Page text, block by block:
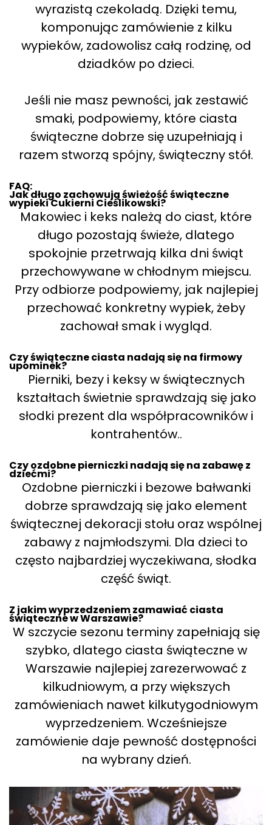
wyrazistą czekoladą. Dzięki temu,
komponując zamówienie z kilku
wypieków, zadowolisz całą rodzinę, od
dziadków po dzieci.
Jeśli nie masz pewności, jak zestawić
smaki, podpowiemy, które ciasta
świąteczne dobrze się uzupełniają i
razem stworzą spójny, świąteczny stół.
FAQ:
Jak długo zachowują świeżość świąteczne
wypieki Cukierni Cieślikowski?
Makowiec i keks należą do ciast, które
długo pozostają świeże, dlatego
spokojnie przetrwają kilka dni świąt
przechowywane w chłodnym miejscu.
Przy odbiorze podpowiemy, jak najlepiej
przechować konkretny wypiek, żeby
zachował smak i wygląd.
Czy świąteczne ciasta nadają się na firmowy
upominek?
Pierniki, bezy i keksy w świątecznych
kształtach świetnie sprawdzają się jako
słodki prezent dla współpracowników i
kontrahentów..
Czy ozdobne pierniczki nadają się na zabawę z
dziećmi?
Ozdobne pierniczki i bezowe bałwanki
dobrze sprawdzają się jako element
świątecznej dekoracji stołu oraz wspólnej
zabawy z najmłodszymi. Dla dzieci to
często najbardziej wyczekiwana, słodka
część świąt.
Z jakim wyprzedzeniem zamawiać ciasta
świąteczne w Warszawie?
W szczycie sezonu terminy zapełniają się
szybko, dlatego ciasta świąteczne w
Warszawie najlepiej zarezerwować z
kilkudniowym, a przy większych
zamówieniach nawet kilkutygodniowym
wyprzedzeniem. Wcześniejsze
zamówienie daje pewność dostępności
na wybrany dzień.